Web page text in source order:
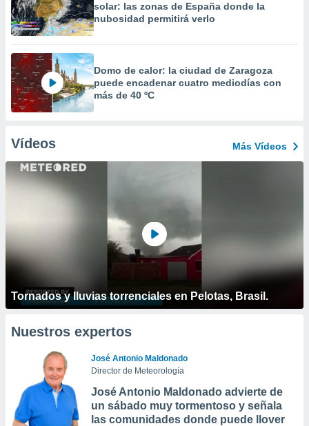
solar: las zonas de España donde la
nubosidad permitirá verlo
Domo de calor: la ciudad de Zaragoza
puede encadenar cuatro mediodías con
más de 40 ºC
Vídeos Más Vídeos
Tornados y lluvias torrenciales en Pelotas, Brasil.
Nuestros expertos
José Antonio Maldonado
Director de Meteorología
José Antonio Maldonado advierte de
un sábado muy tormentoso y señala
las comunidades donde puede llover